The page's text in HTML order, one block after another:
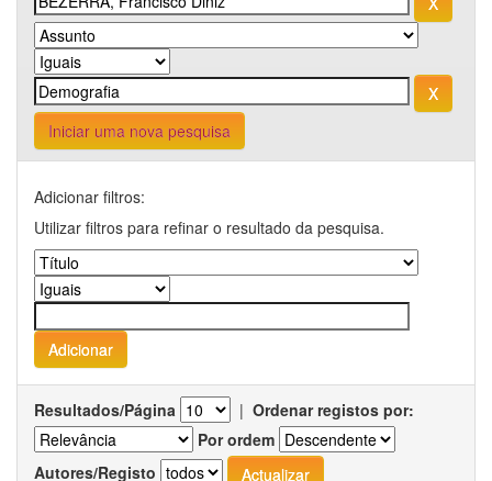
Iniciar uma nova pesquisa
Adicionar filtros:
Utilizar filtros para refinar o resultado da pesquisa.
Resultados/Página | Ordenar registos por:
Por ordem
Autores/Registo